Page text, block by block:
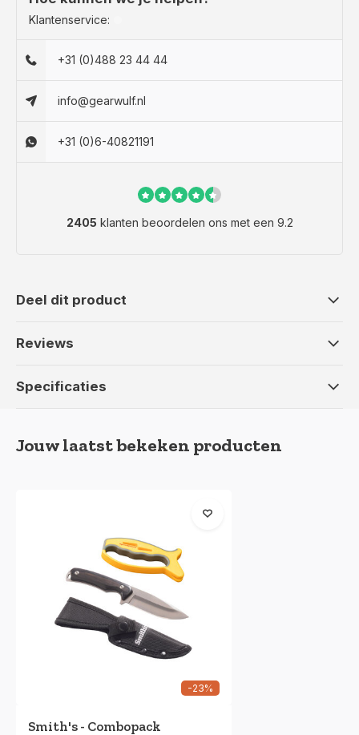
Klantenservice:
+31 (0)488 23 44 44
info@gearwulf.nl
+31 (0)6-40821191
2405 klanten beoordelen ons met een 9.2
Deel dit product
Reviews
Specificaties
Jouw laatst bekeken producten
-23%
Smith's - Combopack